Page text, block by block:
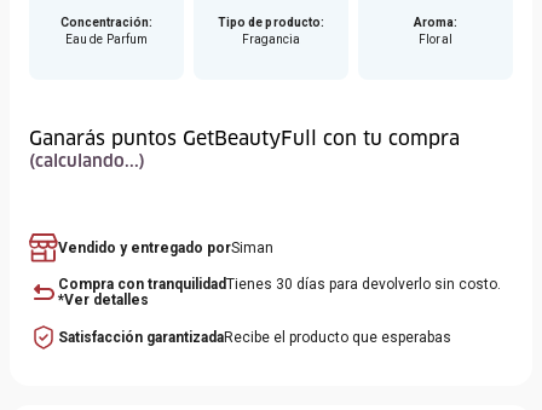
Corazón: Absoluto de jazmín sambac y acorde de flor de
naranjo
Concentración:
Eau de Parfum
Tipo de producto:
Fragancia
Aroma:
Floral
Ganarás puntos GetBeautyFull con tu compra
(calculando...)
Vendido y entregado porSiman
Compra con tranquilidadTienes 30 días para devolverlo sin costo.
*Ver detalles
Satisfacción garantizadaRecibe el producto que esperabas